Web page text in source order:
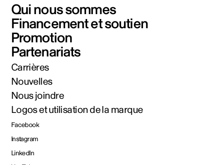
Qui nous sommes
Financement et soutien
Promotion
Partenariats
Carrières
Nouvelles
Nous joindre
Logos et utilisation de la marque
Facebook
Instagram
LinkedIn